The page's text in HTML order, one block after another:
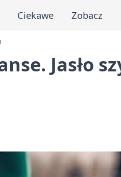
Ciekawe Zobacz
Jasło